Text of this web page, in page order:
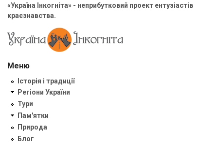
«Україна Інкогніта» - неприбутковий проект ентузіастів
краєзнавства.
Меню
Історія і традиції
Регіони України
Тури
Пам'ятки
Природа
Блог